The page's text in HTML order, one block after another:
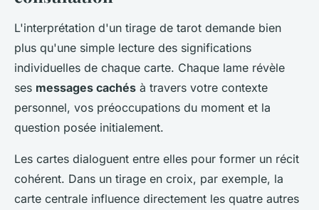
L'interprétation d'un tirage de tarot demande bien
plus qu'une simple lecture des significations
individuelles de chaque carte. Chaque lame révèle
ses messages cachés à travers votre contexte
personnel, vos préoccupations du moment et la
question posée initialement.
Les cartes dialoguent entre elles pour former un récit
cohérent. Dans un tirage en croix, par exemple, la
carte centrale influence directement les quatre autres